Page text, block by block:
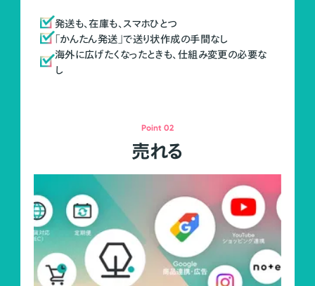
発送も、在庫も、スマホひとつ
「かんたん発送」で送り状作成の手間なし
海外に広げたくなったときも、仕組み変更の必要な
し
Point 02
売れる